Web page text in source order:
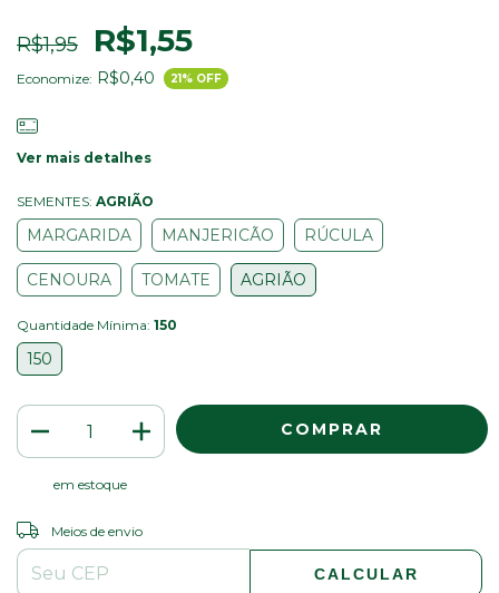
R$1,95 R$1,55
Economize: R$0,40 21% OFF
Ver mais detalhes
SEMENTES: AGRIÃO
MARGARIDA MANJERICÃO RÚCULA
CENOURA TOMATE AGRIÃO
Quantidade Mínima: 150
150
em estoque
Entregas para o CEP:
Meios de envio
CALCULAR